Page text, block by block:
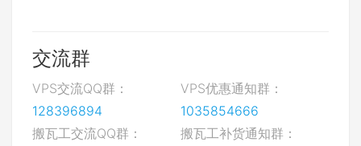
交流群
VPS交流QQ群：
128396894
VPS优惠通知群：
1035854666
搬瓦工交流QQ群：
搬瓦工补货通知群：